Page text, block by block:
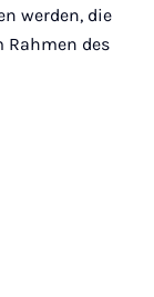
werden, die
des